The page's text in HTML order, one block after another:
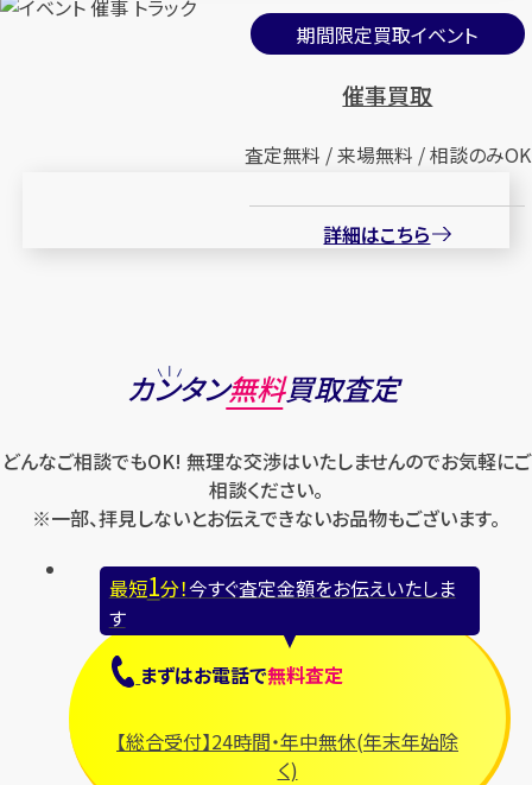
期間限定買取イベント
催事買取
査定無料 / 来場無料 / 相談のみOK
詳細はこちら
カンタン無料買取査定
どんなご相談でもOK! 無理な交渉はいたしませんのでお気軽にご
相談ください。
※一部、拝見しないとお伝えできないお品物もございます。
最短1分！今すぐ査定金額をお伝えいたしま
す
まずはお電話で無料査定
【総合受付】24時間・年中無休(年末年始除
く)